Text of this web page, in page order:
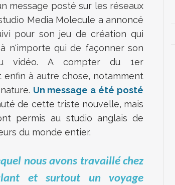
message posté sur les réseaux
Media Molecule a annoncé
pour son jeu de création qui
n'importe qui de façonner son
vidéo. A compter du 1er
à autre chose, notamment
Un message a été posté
de cette triste nouvelle, mais
permis au studio anglais de
du monde entier.
nous avons travaillé chez
et surtout un voyage